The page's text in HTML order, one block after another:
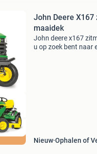
John Deere X167
maaidek
John deere x167
u op zoek bent naar
Nieuw Ophalen of